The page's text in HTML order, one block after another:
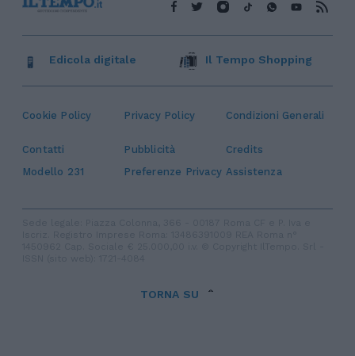
Cookie Policy Privacy Policy Condizioni Generali
Contatti Pubblicità
Credits
Modello 231
Preferenze Privacy Assistenza
Edicola digitale Il Tempo Shopping
TORNA SU